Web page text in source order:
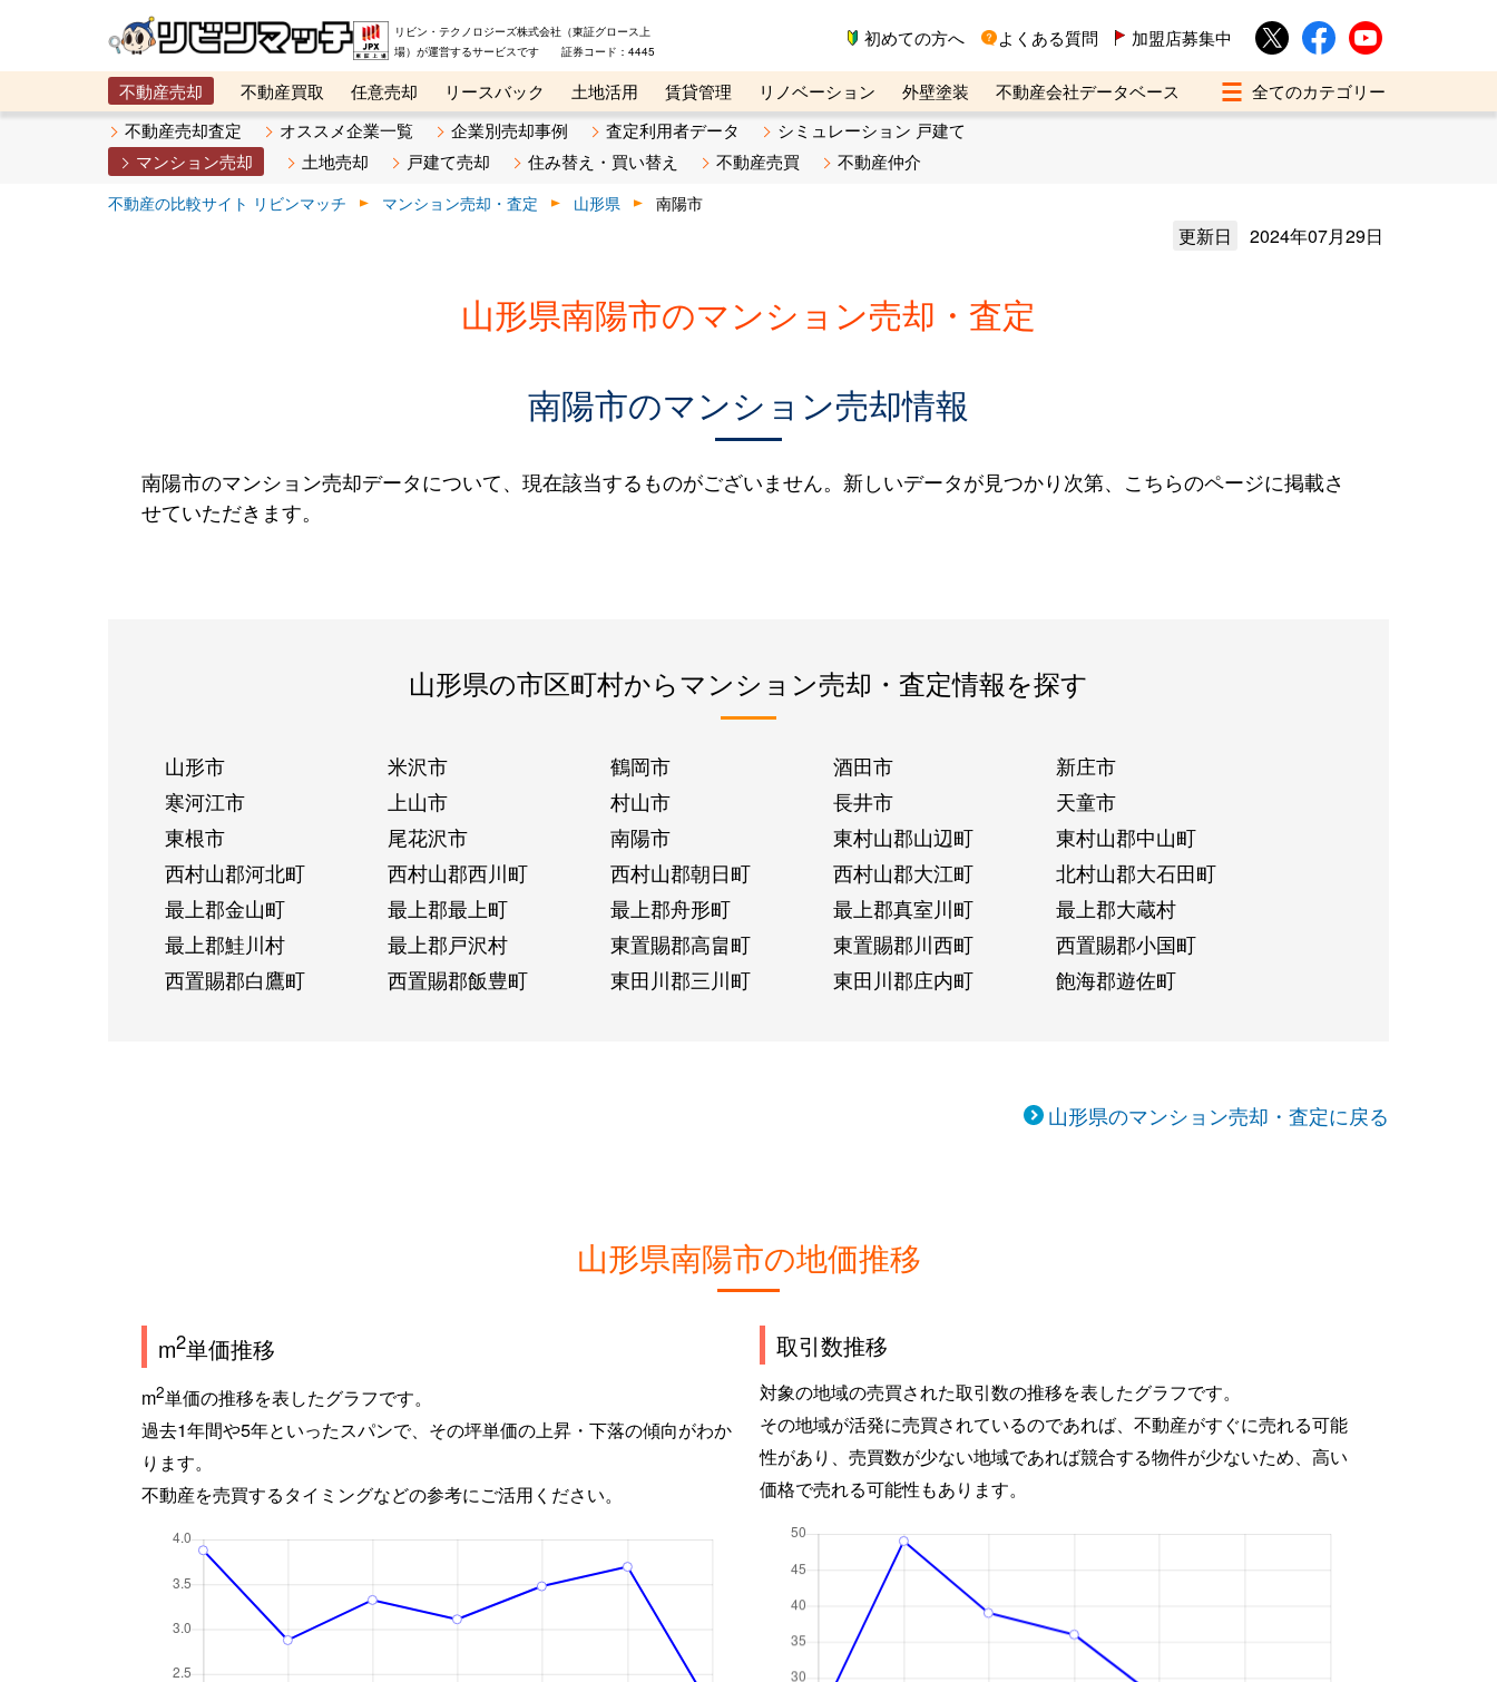
リビン・テクノロジーズ株式会社（東証グロース上
場）が運営するサービスです 証券コード：4445
初めての方へ よくある質問 加盟店募集中
不動産売却 不動産買取 任意売却 リースバック 土地活用 賃貸管理 リノベーション 外壁塗装
不動産会社データベース
メタ住宅展示場
ベスト不動産カンパニー オンライン講座 リビンマガジンBiz 不動産売却ご相談デスク
不動産売却査定 オススメ企業一覧 企業別売却事例 査定利用者データ
シミュレーション 戸建て
マンション売却
土地売却 戸建て売却 住み替え・買い替え 不動産売買 不動産仲介
不動産の比較サイト リビンマッチ マンション売却・査定 山形県 南陽市
更新日 2024年07月29日
山形県南陽市のマンション売却・査定
南陽市のマンション売却情報
南陽市のマンション売却データについて、現在該当するものがございません。新しいデータが見つかり次第、こちらのページに掲載さ
せていただきます。
山形県の市区町村からマンション売却・査定情報を探す
山形市 米沢市 鶴岡市 酒田市
新庄市
寒河江市
上山市 村山市 長井市
天童市
東根市
尾花沢市 南陽市 東村山郡山辺町
東村山郡中山町
西村山郡河北町
西村山郡西川町 西村山郡朝日町 西村山郡大江町
北村山郡大石田町
最上郡金山町
最上郡最上町 最上郡舟形町 最上郡真室川町
最上郡大蔵村
最上郡鮭川村
最上郡戸沢村 東置賜郡高畠町 東置賜郡川西町
西置賜郡小国町
西置賜郡白鷹町
西置賜郡飯豊町 東田川郡三川町 東田川郡庄内町 飽海郡遊佐町
山形県のマンション売却・査定に戻る
山形県南陽市の地価推移
m2単価推移
m2単価の推移を表したグラフです。
過去1年間や5年といったスパンで、その坪単価の上昇・下落の傾向がわか
ります。
不動産を売買するタイミングなどの参考にご活用ください。
取引数推移
対象の地域の売買された取引数の推移を表したグラフです。
その地域が活発に売買されているのであれば、不動産がすぐに売れる可能
性があり、売買数が少ない地域であれば競合する物件が少ないため、高い
価格で売れる可能性もあります。